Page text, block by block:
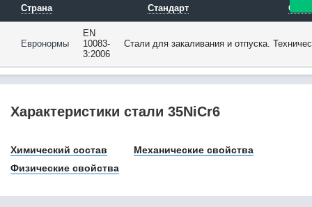
36SMnPb14
36НХТЮ
36Х2Н2МФА
37Cr4
37CrMo4
37Mo2
38Cr2
38Mn6
38MnVS6
Страна Стандарт
Евронормы
EN
10083-
3:2006
Стали для закаливания и отпуска.
Характеристики стали 35NiCr6
Химический состав
Механические свойства
Физические свойства